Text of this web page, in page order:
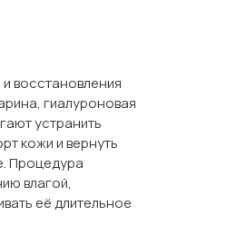
восстановления
гиалуроновая
устранить
кожи и вернуть
Процедура
влагой,
её длительное